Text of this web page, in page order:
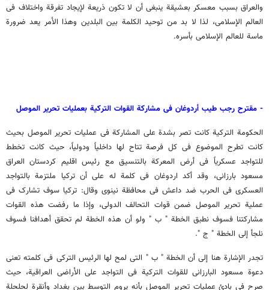
والعراق بسبب معسکر بعشیقة ینبغی أن لا تکون ذریعة لإیجاد تفرقة واختلاف فی
العالم الإسلامی، لذا لا بد من توحید الکلمة بین البلدین وهذا الأمر یعد ضرورة
ماسة للعالم الإسلامی بأسره.
- مقترح رجب طیب أردوغان فی مشارکة القوات الترکیة بعملیات تحریر الموصل
الحکومة الترکیة کانت تصر بشدة على المشارکة فی عملیات تحریر الموصل بحیث
کانت تطرح الموضوع فی کل فرصة تتاح لها داخلیاً ودولیاً، حیث کانت تخطط
للتواجد عسکریاً فی أرض المعرکة بالتنسیق مع رئیس اقلیم کردستان العراق
مسعود بارزانی، وقد أکد اردوغان فی کلمة له على أن ترکیا ملتزمة بالتواجد
العسکری فی الحرب ضد داعش فی محافظة نینوى وقال: ترکیا سوف تشارک فی
عملیة تحریر الموصل ضمن قوات التحالف الدولی، وإذا ما رفضت هذه القوات
مشارکتنا فسوف نطبق الخطة " ب " ولو أن هذه الخطة لم تحقق أهدافنا فسوف
نلجأ إلى الخطة " ج ".
تجدر الإشارة هنا إلى أن الخطة " ب " التی لمح لها الرئیس الترکی فی کلمته تعنی
دعوة مسعود البارزانی للقوات الترکیة فی التواجد على الأراضی العراقیة، حیث
صرح فی بادئ عملیات تحریر الموصل بأنه یروم التوسط بین بغداد وأنقرة لحلحلة